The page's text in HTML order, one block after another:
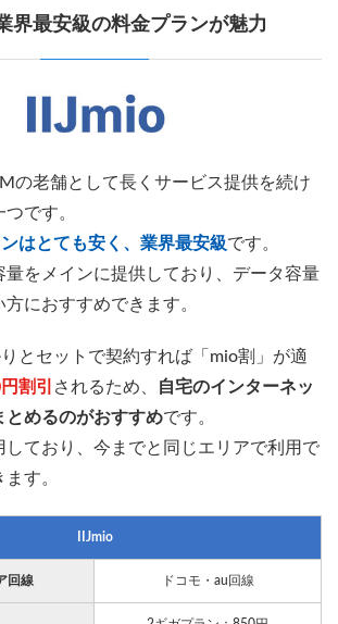
界最安級の料金プランが魅力
の老舗として長くサービス提供を続け
です。
ンはとても安く、業界最安級です。
量をメインに提供しており、データ容量
におすすめできます。
とセットで契約すれば「mio割」が適
割引 されるため、
自宅のインターネッ
とめるのがおすすめです。
しており、今までと同じエリアで利用で
す。
IIJmio
回線 ドコモ・au回線